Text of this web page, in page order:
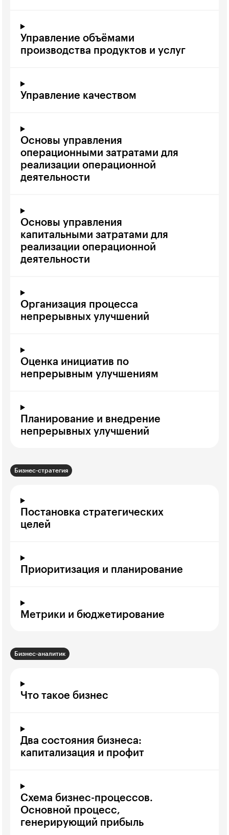
Управление объёмами
производства продуктов и услуг
Управление качеством
Основы управления
операционными затратами для
реализации операционной
деятельности
Основы управления
капитальными затратами для
реализации операционной
деятельности
Организация процесса
непрерывных улучшений
Оценка инициатив по
непрерывным улучшениям
Планирование и внедрение
непрерывных улучшений
Бизнес-стратегия
Постановка стратегических
целей
Приоритизация и планирование
Метрики и бюджетирование
Бизнес-аналитик
Что такое бизнес
Два состояния бизнеса:
капитализация и профит
Схема бизнес-процессов.
Основной процесс,
генерирующий прибыль